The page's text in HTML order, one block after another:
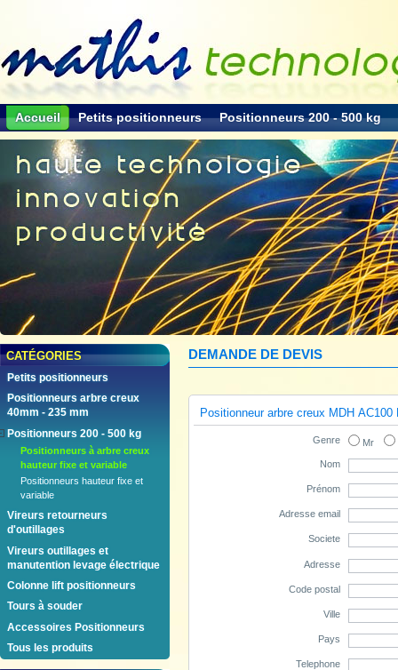
Accueil Petits positionneurs Positionneurs 200 - 500 kg
CATÉGORIES
Petits positionneurs
Positionneurs arbre creux
40mm - 235 mm
Positionneurs 200 - 500 kg
Positionneurs à arbre creux
hauteur fixe et variable
Positionneurs hauteur fixe et
variable
Vireurs retourneurs
d'outillages
Vireurs outillages et
manutention levage électrique
Colonne lift positionneurs
Tours à souder
Accessoires Positionneurs
Tous les produits
DEMANDE DE DEVIS
Positionneur arbre creux MDH AC100
Genre Mr
Nom
Prénom
Adresse email
Societe
Adresse
Code postal
Ville
Pays
Telephone